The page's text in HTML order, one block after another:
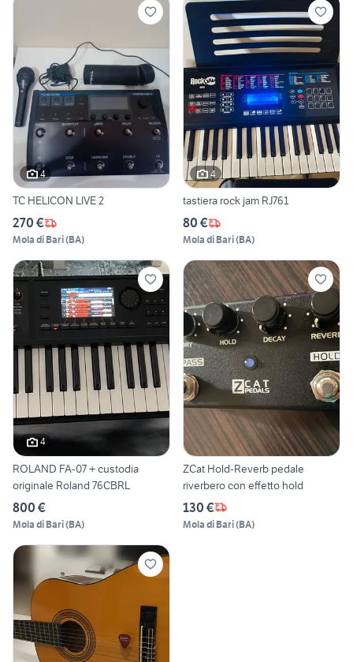
4
TC HELICON LIVE 2
270 €
Mola di Bari(BA)
4
tastiera rock jam RJ761
80 €
Mola di Bari(BA)
4
ROLAND FA-07 + custodia
originale Roland 76CBRL
800 €
Mola di Bari(BA)
ZCat Hold-Reverb pedale
riverbero con effetto hold
130 €
Mola di Bari(BA)